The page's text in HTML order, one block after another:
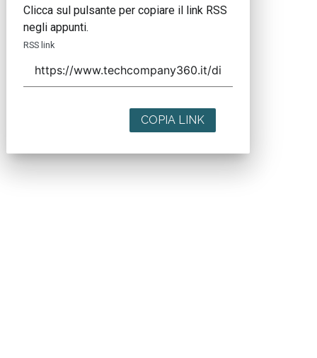
Clicca sul pulsante per copiare il link RSS
negli appunti.
RSS link
COPIA LINK